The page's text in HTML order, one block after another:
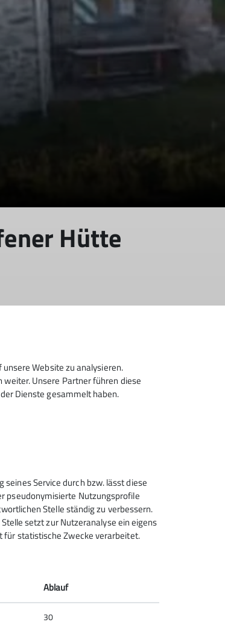
Hütte
Website zu analysieren.
Unsere Partner führen diese
Dienste gesammelt haben.
Service durch bzw. lässt diese
pseudonymisierte Nutzungsprofile
Stelle ständig zu verbessern.
setzt zur Nutzeranalyse ein eigens
für statistische Zwecke verarbeitet.
Ablauf
30